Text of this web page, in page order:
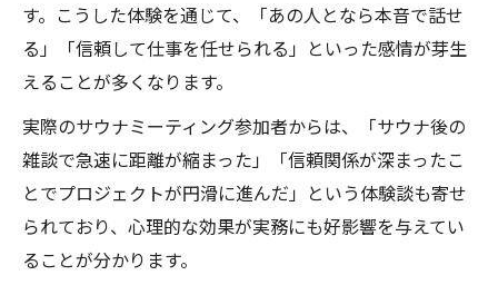
す。こうした体験を通じて、「あの人となら本音で話せ
る」「信頼して仕事を任せられる」といった感情が芽生
えることが多くなります。
実際のサウナミーティング参加者からは、「サウナ後の
雑談で急速に距離が縮まった」「信頼関係が深まったこ
とでプロジェクトが円滑に進んだ」という体験談も寄せ
られており、心理的な効果が実務にも好影響を与えてい
ることが分かります。